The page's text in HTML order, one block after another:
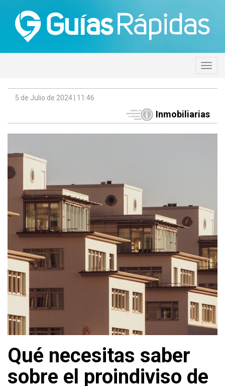
5 de Julio de 2024 | 11:46
Inmobiliarias
Qué necesitas saber
sobre el proindiviso de